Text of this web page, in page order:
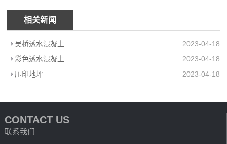
相关新闻
吴桥透水混凝土
2023-04-18
彩色透水混凝土
2023-04-18
压印地坪
2023-04-18
CONTACT US
联系我们